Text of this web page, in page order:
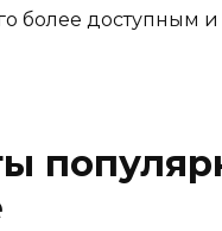
более доступным